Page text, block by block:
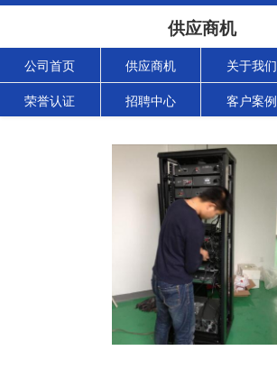
供应商机
公司首页 供应商机 关于我们
荣誉认证 招聘中心 客户案例